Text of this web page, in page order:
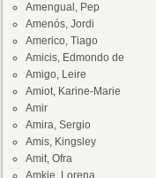
Amengual, Pep
Amenós, Jordi
Americo, Tiago
Amicis, Edmondo de
Amigo, Leire
Amiot, Karine-Marie
Amir
Amira, Sergio
Amis, Kingsley
Amit, Ofra
Amkie, Lorena